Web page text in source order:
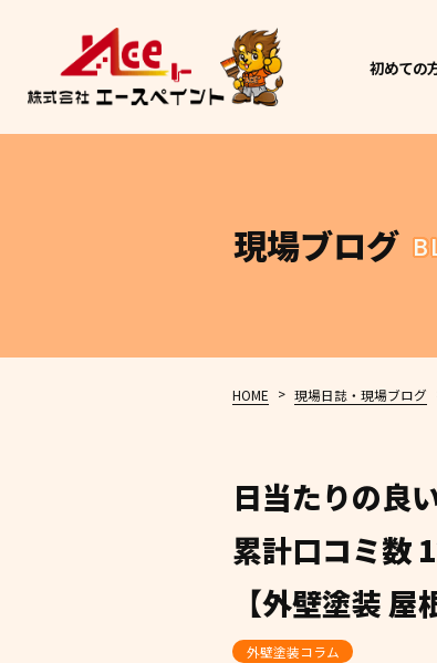
初めての
現場ブログ
HOME > 現場日誌・現場ブログ
日当たりの良
累計口コミ数
【外壁塗装
外壁塗装コラム